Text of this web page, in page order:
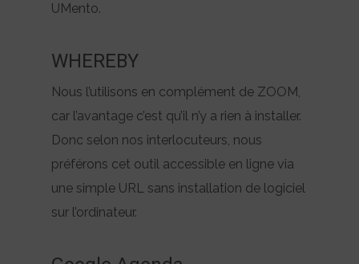
UMento.
WHEREBY
Nous l’utilisons en complément de ZOOM,
car l’avantage c’est qu’il n’y a rien à installer.
Donc selon nos interlocuteurs, nous
préférons cet outil accessible en ligne via
une simple URL sans installation de logiciel
sur l’ordinateur.